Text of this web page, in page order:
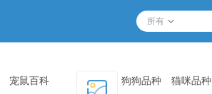
所有
宠鼠百科
狗狗品种 猫咪品种